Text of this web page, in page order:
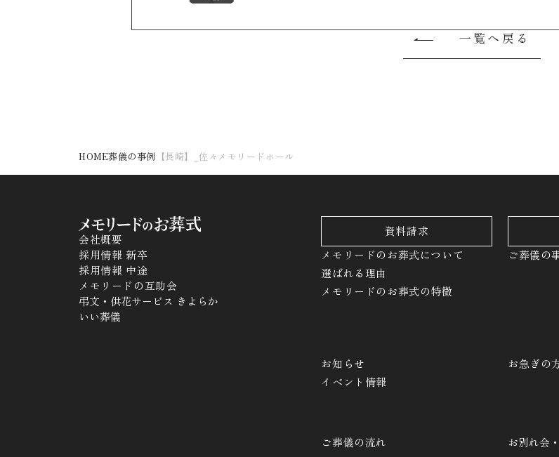
一覧へ戻る
HOME葬儀の事例 【長崎】_佐々メモリードホール
会社概要
採用情報 新卒
採用情報 中途
メモリードの互助会
弔文・供花サービス きよらか
いい葬儀
資料請求
メモリードのお葬式について
選ばれる理由
メモリードのお葬式の特徴
ご葬儀の
お知らせ
イベント情報
お急ぎの
ご葬儀の流れ お別れ会